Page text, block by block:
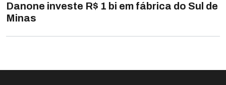
Danone investe R$ 1 bi em fábrica do Sul de
Minas